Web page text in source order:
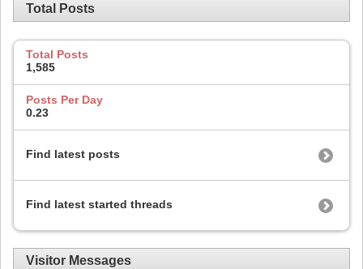
Total Posts
Total Posts
1,585
Posts Per Day
0.23
Find latest posts
Find latest started threads
Visitor Messages